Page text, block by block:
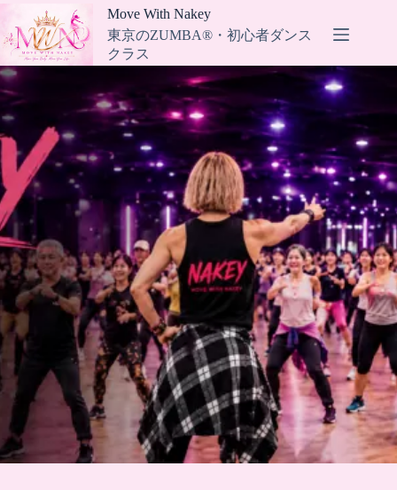
テ
ン
ツ
へ
ス
キ
プ
Move With Nakey
東京のZUMBA®・初心者ダンス
クラス